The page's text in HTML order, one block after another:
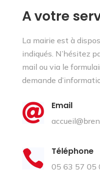
A votre
La mairie est à
indiqués. N’hésitez
mail ou via le
demande
 Email
 Téléphone
05 63 57 05